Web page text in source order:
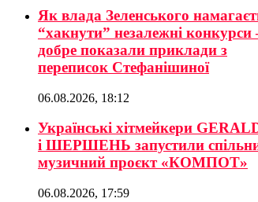
Як влада Зеленського
“хакнути” незалежні конкурси
добре показали приклади з
переписок Стефанішиної
06.08.2026, 18:12
Українські хітмейкери
і ШЕРШЕНЬ запустили
музичний проєкт «КОМПОТ»
06.08.2026, 17:59